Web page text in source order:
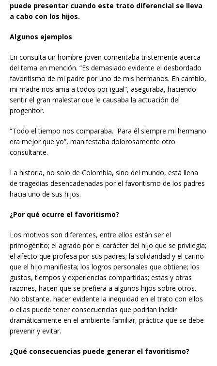
puede presentar cuando este trato diferencial se lleva
a cabo con los hijos.
Algunos ejemplos
En consulta un hombre joven comentaba tristemente acerca
del tema en mención. “Es demasiado evidente el desbordado
favoritismo de mi padre por uno de mis hermanos. En cambio,
mi madre nos ama a todos por igual”, aseguraba, haciendo
sentir el gran malestar que le causaba la actuación del
progenitor.
“Todo el tiempo nos comparaba. Para él siempre mi hermano
era mejor que yo”, manifestaba dolorosamente otro
consultante.
La historia, no solo de Colombia, sino del mundo, está llena
de tragedias desencadenadas por el favoritismo de los padres
hacia uno de sus hijos.
¿Por qué ocurre el favoritismo?
Los motivos son diferentes, entre ellos están ser el
primogénito; el agrado por el carácter del hijo que se privilegia;
el afecto que profesa por sus padres; la solidaridad y el cariño
que el hijo manifiesta; los logros personales que obtiene; los
gustos, tiempos y experiencias compartidas; estas y otras
razones, hacen que se prefiera a algunos hijos sobre otros.
No obstante, hacer evidente la inequidad en el trato con ellos
o ellas puede tener consecuencias que podrían incidir
dramáticamente en el ambiente familiar, práctica que se debe
prevenir y evitar.
¿Qué consecuencias puede generar el favoritismo?